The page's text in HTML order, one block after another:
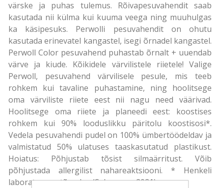
värske ja puhas tulemus. Rõivapesuvahendit saab
kasutada nii külma kui kuuma veega ning muuhulgas
ka käsipesuks. Perwolli pesuvahendit on ohutu
kasutada erinevatel kangastel, isegi õrnadel kangastel.
Perwoll Color pesuvahend puhastab õrnalt + uuendab
värve ja kiude. Kõikidele värvilistele riietele! Valige
Perwoll, pesuvahend värvilisele pesule, mis teeb
rohkem kui tavaline puhastamine, ning hoolitsege
oma värviliste riiete eest nii nagu need väärivad.
Hoolitsege oma riiete ja planeedi eest: koostises
rohkem kui 90% looduslikku päritolu koostisosi*.
Vedela pesuvahendi pudel on 100% ümbertöödeldav ja
valmistatud 50% ulatuses taaskasutatud plastikust.
Hoiatus: Põhjustab tõsist silmaärritust. Võib
põhjustada allergilist nahareaktsiooni. * Henkeli
laboratoorne tõendus (Saksamaa, 2021)